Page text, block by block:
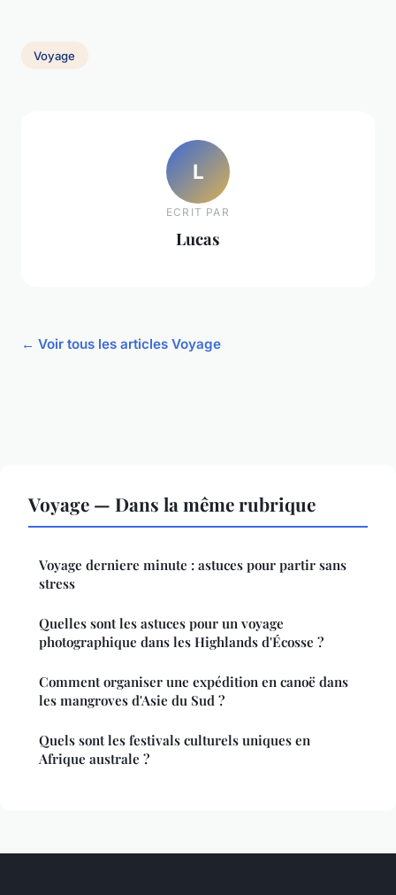
Voyage
L
ECRIT PAR
Lucas
← Voir tous les articles Voyage
Voyage — Dans la même rubrique
Voyage derniere minute : astuces pour partir sans
stress
Quelles sont les astuces pour un voyage
photographique dans les Highlands d'Écosse ?
Comment organiser une expédition en canoë dans
les mangroves d'Asie du Sud ?
Quels sont les festivals culturels uniques en
Afrique australe ?